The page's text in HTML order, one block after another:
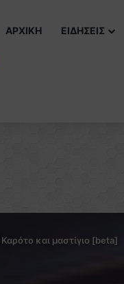
ΑΡΧΙΚΗ ΕΙΔΗΣΕΙΣ
Καρότο και μαστίγιο [beta]